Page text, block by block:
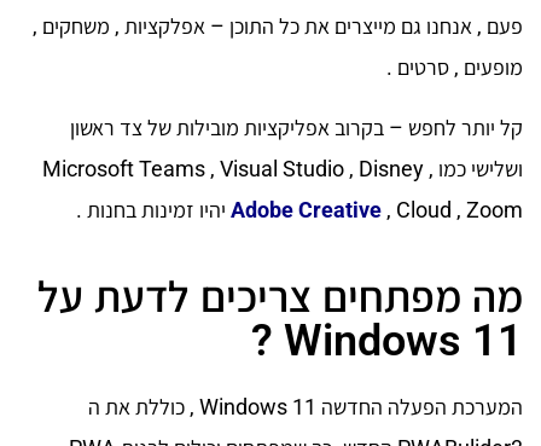
פעם , אנחנו גם מייצרים את כל התוכן – אפלקציות , משחקים ,
מופעים , סרטים .
קל יותר לחפש – בקרוב אפליקציות מובילות של צד ראשון
ושלישי כמו Microsoft Teams , Visual Studio , Disney ,
Adobe Creative , Cloud , Zoom יהיו זמינות בחנות .
מה מפתחים צריכים לדעת על
Windows 11 ?
המערכת הפעלה החדשה Windows 11 , כוללת את ה